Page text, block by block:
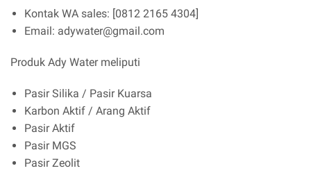
Kontak WA sales: [0812 2165 4304]
Email: adywater@gmail.com
Produk Ady Water meliputi
Pasir Silika / Pasir Kuarsa
Karbon Aktif / Arang Aktif
Pasir Aktif
Pasir MGS
Pasir Zeolit